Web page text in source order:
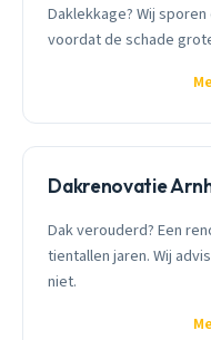
Daklekkage? Wij
voordat de schade
Dakrenovatie
Dak verouderd? Een
tientallen jaren. Wij
niet.